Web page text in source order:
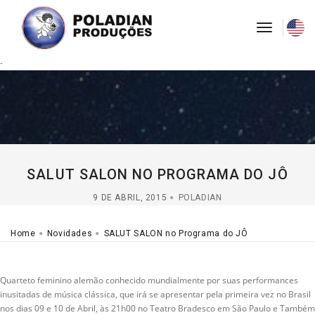
toggle
-
SALUT SALON NO PROGRAMA DO JÔ
9 DE ABRIL, 2015 POLADIAN
Home Novidades SALUT SALON no Programa do JÔ
Quarteto feminino alemão conhecido mundialmente por suas performances
inusitadas de música clássica, que irá se apresentar pela primeira vez no Brasil
nos dias 09 e 10 de Abril, às 21h00 no Teatro Bradesco em São Paulo e Também